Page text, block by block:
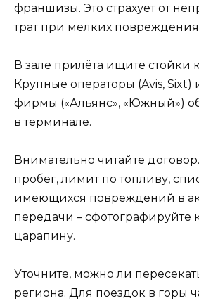
франшизы. Это страхует от
трат при мелких
В зале прилёта ищите стойки
Крупные операторы (Avis, Sixt)
фирмы («Альянс», «Южный»)
в терминале.
Внимательно читайте
пробег, лимит по топливу,
имеющихся повреждений в
передачи – сфотографируйте
царапину.
Уточните, можно ли
региона. Для поездок в горы